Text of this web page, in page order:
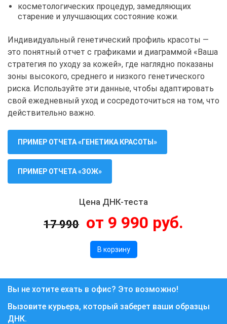
косметологических процедур, замедляющих
старение и улучшающих состояние кожи.
Индивидуальный генетический профиль красоты —
это понятный отчет с графиками и диаграммой «Ваша
стратегия по уходу за кожей», где наглядно показаны
зоны высокого, среднего и низкого генетического
риска. Используйте эти данные, чтобы адаптировать
свой ежедневный уход и сосредоточиться на том, что
действительно важно.
ПРИМЕР ОТЧЕТА «ГЕНЕТИКА КРАСОТЫ»
ПРИМЕР ОТЧЕТА «ЗОЖ»
Цена ДНК-теста
17 990 от 9 990 руб.
В корзину
Вы не хотите ехать в офис? Это возможно!
Вызовите курьера, который заберет ваши образцы
ДНК.